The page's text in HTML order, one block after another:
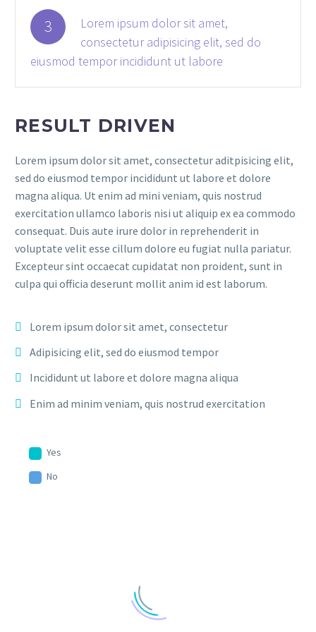
3
Lorem ipsum dolor sit amet,
consectetur adipisicing elit, sed do
eiusmod tempor incididunt ut labore
RESULT DRIVEN
Lorem ipsum dolor sit amet, consectetur aditpisicing elit,
sed do eiusmod tempor incididunt ut labore et dolore
magna aliqua. Ut enim ad mini veniam, quis nostrud
exercitation ullamco laboris nisi ut aliquip ex ea commodo
consequat. Duis aute irure dolor in reprehenderit in
voluptate velit esse cillum dolore eu fugiat nulla pariatur.
Excepteur sint occaecat cupidatat non proident, sunt in
culpa qui officia deserunt mollit anim id est laborum.
Lorem ipsum dolor sit amet, consectetur
Adipisicing elit, sed do eiusmod tempor
Incididunt ut labore et dolore magna aliqua
Enim ad minim veniam, quis nostrud exercitation
Yes
No